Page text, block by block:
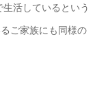
活しているという
ご家族にも同様の